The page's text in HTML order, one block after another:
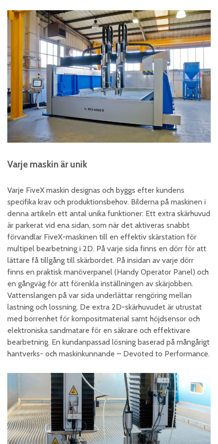
Varje maskin är unik
Varje FiveX maskin designas och byggs efter kundens
specifika krav och produktionsbehov. Bilderna på maskinen i
denna artikeln ett antal unika funktioner: Ett extra skärhuvud
är parkerat vid ena sidan, som när det aktiveras snabbt
förvandlar FiveX-maskinen till en effektiv skärstation för
multipel bearbetning i 2D. På varje sida finns en dörr för att
lättare få tillgång till skärbordet. På insidan av varje dörr
finns en praktisk manöverpanel (Handy Operator Panel) och
en gångväg för att förenkla inställningen av skärjobben.
Vattenslangen på var sida underlättar rengöring mellan
lastning och lossning. De extra 2D-skärhuvudet är utrustat
med borrenhet för kompositmaterial samt höjdsensor och
elektroniska sandmatare för en säkrare och effektivare
bearbetning. En kundanpassad lösning baserad på mångårigt
hantverks- och maskinkunnande – Devoted to Performance.